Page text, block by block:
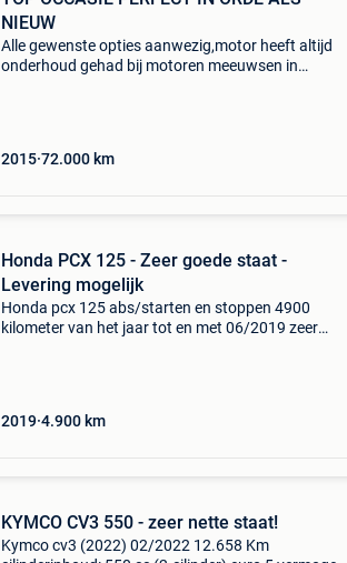
NIEUW
Alle gewenste opties aanwezig,motor heeft altijd
onderhoud gehad bij motoren meeuwsen in
2015 72.000 km
Honda PCX 125 - Zeer goede staat -
Levering mogelijk
Honda pcx 125 abs/starten en stoppen 4900
kilometer van het jaar tot en met 06/2019 zeer
2019 4.900 km
KYMCO CV3 550 - zeer nette staat!
Kymco cv3 (2022) 02/2022 12.658 Km